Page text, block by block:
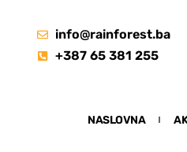
info@rainforest.ba
+387 65 381 255
NASLOVNA